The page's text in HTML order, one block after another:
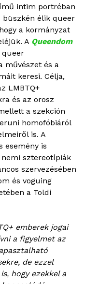
intim portréban
büszkén élik queer
a kormányzat
A Queendom
queer
művészet és a
keresi. Célja,
LMBTQ+
és az orosz
a szekción
homofóbiáról
is. A
esemény is
nemi sztereotípiák
szervezésében
és voguing
a Toldi
emberek jogai
a figyelmet az
de ezzel
hogy ezekkel a